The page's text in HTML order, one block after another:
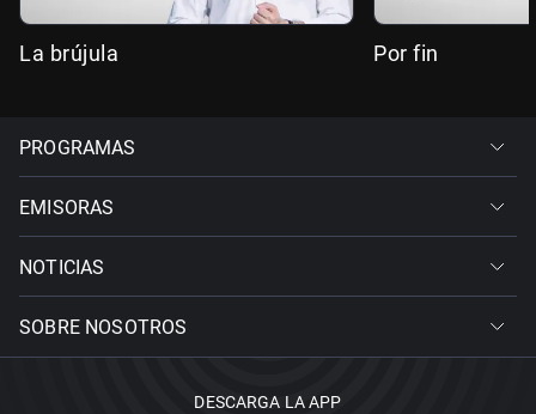
La brújula Por fin
PROGRAMAS
EMISORAS
NOTICIAS
SOBRE NOSOTROS
DESCARGA LA APP